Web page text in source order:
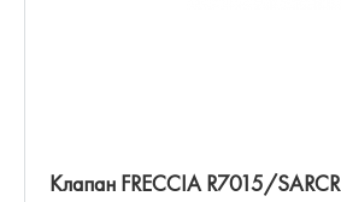
Клапан FRECCIA R7015/SARCR